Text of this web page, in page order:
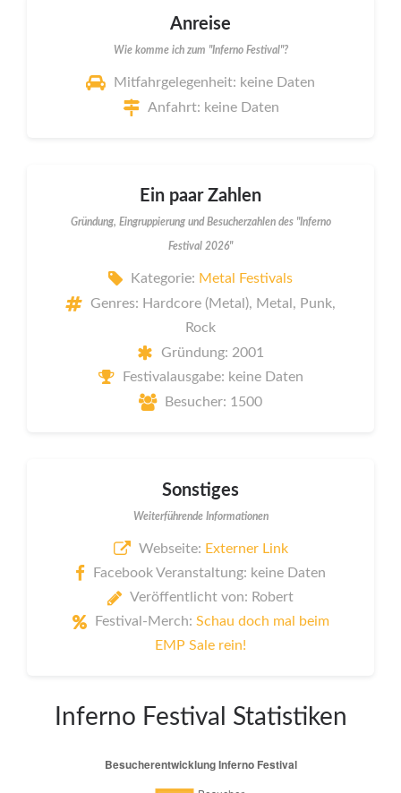
Anreise
Wie komme ich zum "Inferno Festival"?
Mitfahrgelegenheit: keine Daten
Anfahrt: keine Daten
Ein paar Zahlen
Gründung, Eingruppierung und Besucherzahlen des "Inferno
Festival 2026"
Kategorie: Metal Festivals
Genres: Hardcore (Metal), Metal, Punk,
Rock
Gründung: 2001
Festivalausgabe: keine Daten
Besucher: 1500
Sonstiges
Weiterführende Informationen
Webseite: Externer Link
Facebook Veranstaltung: keine Daten
Veröffentlicht von: Robert
Festival-Merch: Schau doch mal beim
EMP Sale rein!
Inferno Festival Statistiken